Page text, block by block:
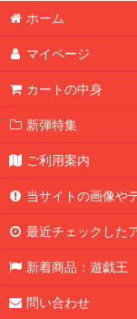
ホーム
マイページ
カートの中身
新弾特集
ご利用案内
当サイトの画像や
最近チェックした
新着商品：遊戯王
問い合わせ